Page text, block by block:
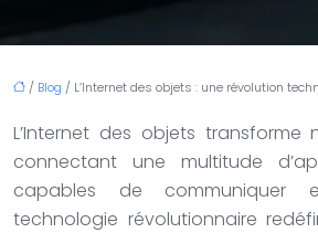
/ Blog / L’Internet des objets : une révolution
L’Internet des objets transforme
connectant une multitude
capables de communiquer
technologie révolutionnaire